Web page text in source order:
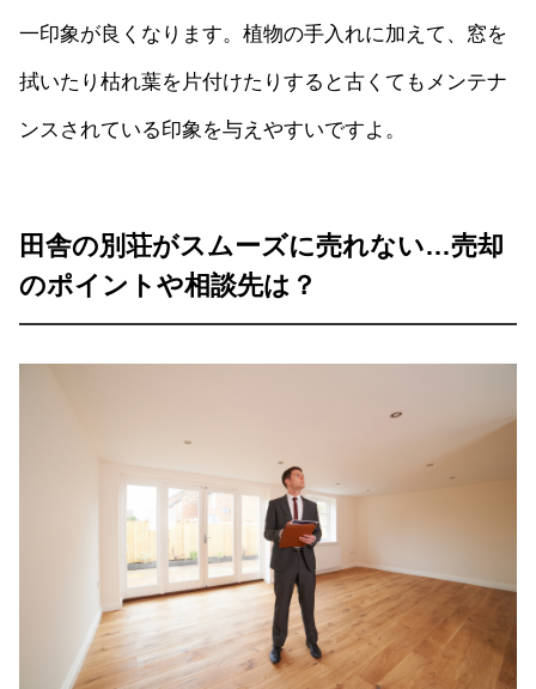
一印象が良くなります。植物の手入れに加えて、窓を
拭いたり枯れ葉を片付けたりすると古くてもメンテナ
ンスされている印象を与えやすいですよ。
田舎の別荘がスムーズに売れない…売却
のポイントや相談先は？